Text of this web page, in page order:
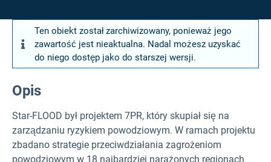
Ten obiekt został zarchiwizowany, ponieważ jego
zawartość jest nieaktualna. Nadal możesz uzyskać
do niego dostęp jako do starszej wersji.
Opis
Star-FLOOD był projektem 7PR, który skupiał się na
zarządzaniu ryzykiem powodziowym. W ramach projektu
zbadano strategie przeciwdziałania zagrożeniom
powodziowym w 18 najbardziej narażonych regionach